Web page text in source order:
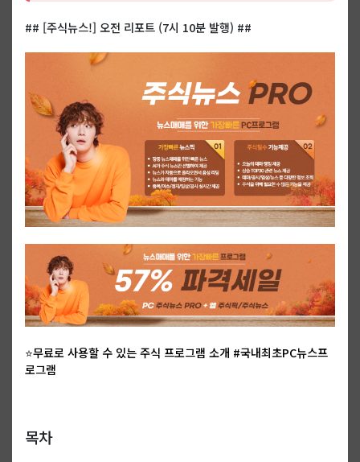
## [주식뉴스!] 오전 리포트 (7시 10분 발행) ##
⭐무료로 사용할 수 있는 주식 프로그램 소개 #국내최초PC뉴스프
로그램
목차